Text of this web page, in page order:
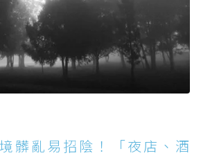
髒亂易招陰！「夜店、酒